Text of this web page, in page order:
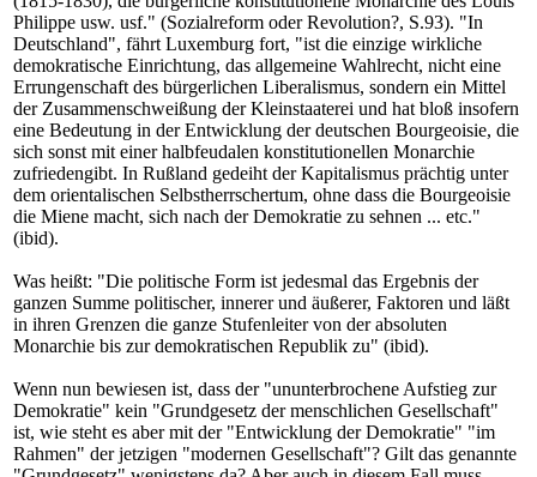
Philippe usw. usf." (Sozialreform oder Revolution?, S.93). "In
Deutschland", fährt Luxemburg fort, "ist die einzige wirkliche
demokratische Einrichtung, das allgemeine Wahlrecht, nicht eine
Errungenschaft des bürgerlichen Liberalismus, sondern ein Mittel
der Zusammenschweißung der Kleinstaaterei und hat bloß insofern
eine Bedeutung in der Entwicklung der deutschen Bourgeoisie, die
sich sonst mit einer halbfeudalen konstitutionellen Monarchie
zufriedengibt. In Rußland gedeiht der Kapitalismus prächtig unter
dem orientalischen Selbstherrschertum, ohne dass die Bourgeoisie
die Miene macht, sich nach der Demokratie zu sehnen ... etc."
(ibid).
Was heißt: "Die politische Form ist jedesmal das Ergebnis der
ganzen Summe politischer, innerer und äußerer, Faktoren und läßt
in ihren Grenzen die ganze Stufenleiter von der absoluten
Monarchie bis zur demokratischen Republik zu" (ibid).
Wenn nun bewiesen ist, dass der "ununterbrochene Aufstieg zur
Demokratie" kein "Grundgesetz der menschlichen Gesellschaft"
ist, wie steht es aber mit der "Entwicklung der Demokratie" "im
Rahmen" der jetzigen "modernen Gesellschaft"? Gilt das genannte